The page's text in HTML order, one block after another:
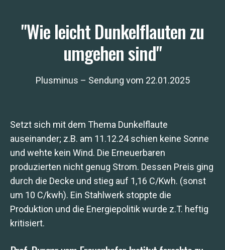
"Wie leicht Dunkelflauten zu
umgehen sind"
Plusminus – Sendung vom 22.01.2025
Setzt sich mit dem Thema Dunkelflaute
auseinander; z.B. am 11.12.24 schien keine Sonne
und wehte kein Wind. Die Erneuerbaren
produzierten nicht genug Strom. Dessen Preis ging
durch die Decke und stieg auf 1,16 C/Kwh. (sonst
um 10 C/kwh). Ein Stahlwerk stoppte die
Produktion und die Energiepolitik wurde z.T. heftig
kritisiert.